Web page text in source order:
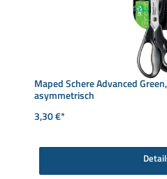
Maped Schere Advanced
asymmetrisch
3,30 €*